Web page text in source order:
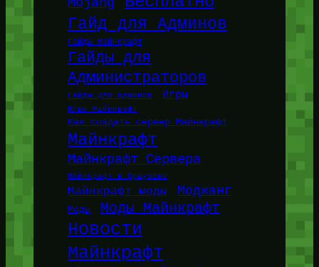
Гайд для Админов
Гайды Майнкрафт
Гайды для
Администраторов
Гайды для админов Игры
Игры Майнкрафт
Как создать сервер Майнкрафт
Майнкрафт
Майнкрафт Сервера
Майнкрафт в браузере
Майнкрафт моды Моджанг
Моды Моды Майнкрафт
Новости
Майнкрафт